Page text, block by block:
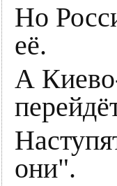
Но
её.
А
они".